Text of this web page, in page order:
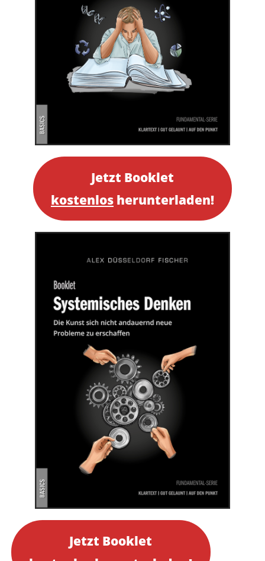
Jetzt Booklet
kostenlos herunterladen!
Jetzt Booklet